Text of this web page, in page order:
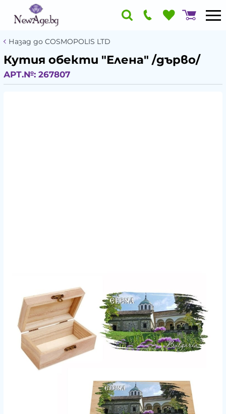
Назад до COSMOPOLIS LTD
Кутия обекти "Елена" /дърво/
АРТ.№: 267807